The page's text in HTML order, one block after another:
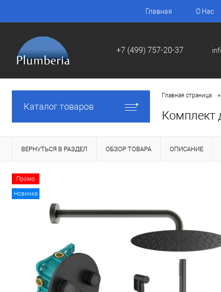
Главная О Нас
+7 (499) 757-20-37
Каталог товаров
Главная страница •
Комплект
ВЕРНУТЬСЯ В РАЗДЕЛ ОБЗОР ТОВАРА ОПИСАНИЕ
Промо
Новинка